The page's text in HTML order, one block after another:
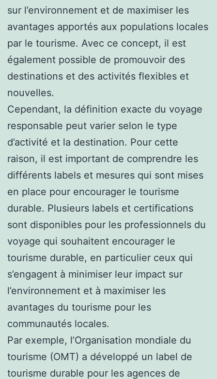
sur l’environnement et de maximiser les
avantages apportés aux populations locales
par le tourisme. Avec ce concept, il est
également possible de promouvoir des
destinations et des activités flexibles et
nouvelles.
Cependant, la définition exacte du voyage
responsable peut varier selon le type
d’activité et la destination. Pour cette
raison, il est important de comprendre les
différents labels et mesures qui sont mises
en place pour encourager le tourisme
durable. Plusieurs labels et certifications
sont disponibles pour les professionnels du
voyage qui souhaitent encourager le
tourisme durable, en particulier ceux qui
s’engagent à minimiser leur impact sur
l’environnement et à maximiser les
avantages du tourisme pour les
communautés locales.
Par exemple, l’Organisation mondiale du
tourisme (OMT) a développé un label de
tourisme durable pour les agences de